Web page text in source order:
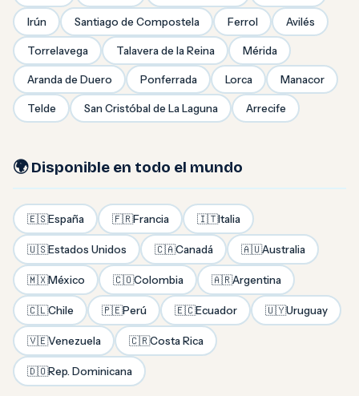
Irún Santiago de Compostela Ferrol Avilés
Torrelavega Talavera de la Reina Mérida
Aranda de Duero Ponferrada Lorca Manacor
Telde San Cristóbal de La Laguna Arrecife
🌍 Disponible en todo el mundo
🇪🇸España 🇫🇷Francia 🇮🇹Italia
🇺🇸Estados Unidos 🇨🇦Canadá 🇦🇺Australia
🇲🇽México 🇨🇴Colombia 🇦🇷Argentina
🇨🇱Chile 🇵🇪Perú 🇪🇨Ecuador 🇺🇾Uruguay
🇻🇪Venezuela 🇨🇷Costa Rica
🇩🇴Rep. Dominicana